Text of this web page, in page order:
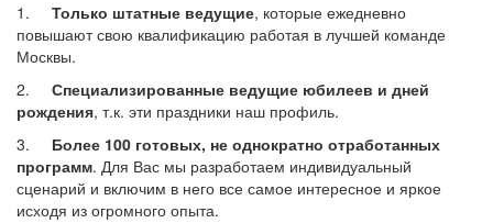
1. Только штатные ведущие, которые ежедневно
повышают свою квалификацию работая в лучшей команде
Москвы.
2. Специализированные ведущие юбилеев и дней
рождения, т.к. эти праздники наш профиль.
3. Более 100 готовых, не однократно отработанных
программ. Для Вас мы разработаем индивидуальный
сценарий и включим в него все самое интересное и яркое
исходя из огромного опыта.